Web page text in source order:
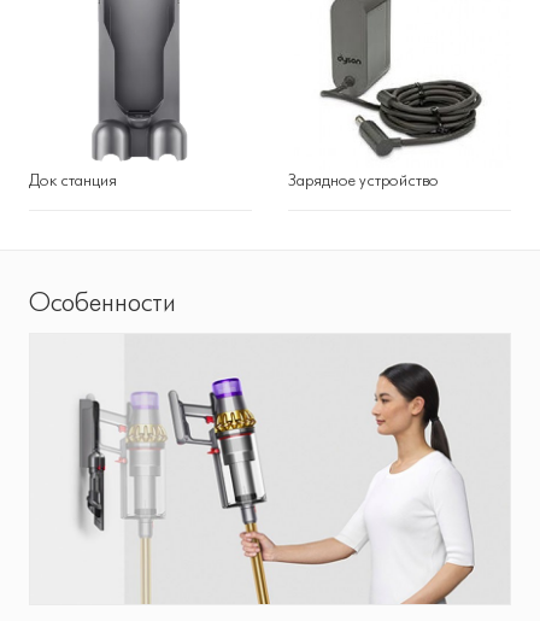
Док станция Зарядное устройство
Особенности